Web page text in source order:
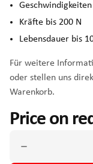
Kräfte bis 200 N
Lebensdauer bis
Für weitere
oder stellen uns
Warenkorb.
Price on